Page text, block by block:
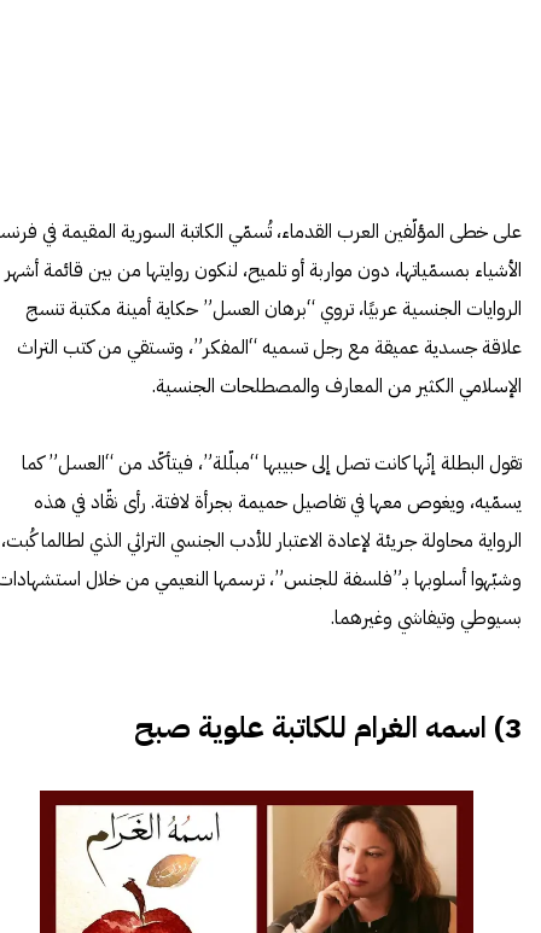
على خطى المؤلّفين العرب القدماء، تُسمّي الكاتبة السورية المقيمة في
الأشياء بمسمّياتها، دون مواربة أو تلميح، لنكون روايتها من بين قائمة أشهر
الروايات الجنسية عربيًا، تروي “برهان العسل” حكاية أمينة مكتبة تنسج
علاقة جسدية عميقة مع رجل تسميه “المفكر”، وتستقي من كتب التراث
الإسلامي الكثير من المعارف والمصطلحات الجنسية.
تقول البطلة إنّها كانت تصل إلى حبيبها “مبلّلة”، فيتأكّد من “العسل” كما
يسمّيه، ويغوص معها في تفاصيل حميمة بجرأة لافتة. رأى نقّاد في هذه
الرواية محاولة جريئة لإعادة الاعتبار للأدب الجنسي التراثي الذي لطالما كُبت،
وشبّهوا أسلوبها بـ”فلسفة للجنس”، ترسمها النعيمي من خلال
بسيوطي وتيفاشي وغيرهما.
3) اسمه الغرام للكاتبة علوية صبح